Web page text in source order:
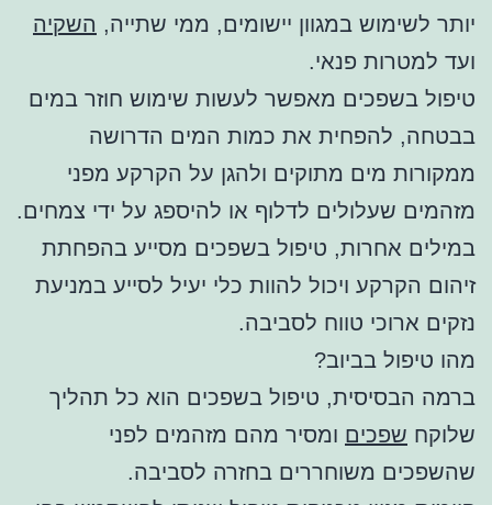
יותר לשימוש במגוון יישומים, ממי שתייה, השקיה
ועד למטרות פנאי.
טיפול בשפכים מאפשר לעשות שימוש חוזר במים
בבטחה, להפחית את כמות המים הדרושה
ממקורות מים מתוקים ולהגן על הקרקע מפני
מזהמים שעלולים לדלוף או להיספג על ידי צמחים.
במילים אחרות, טיפול בשפכים מסייע בהפחתת
זיהום הקרקע ויכול להוות כלי יעיל לסייע במניעת
נזקים ארוכי טווח לסביבה.
מהו טיפול בביוב?
ברמה הבסיסית, טיפול בשפכים הוא כל תהליך
שלוקח שפכים ומסיר מהם מזהמים לפני
שהשפכים משוחררים בחזרה לסביבה.